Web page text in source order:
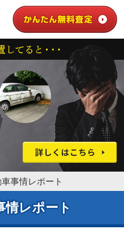
事情レポート
情レポート